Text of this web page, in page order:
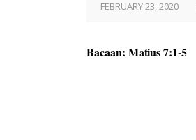
FEBRUARY 23, 2020
Bacaan: Matius 7:1-5